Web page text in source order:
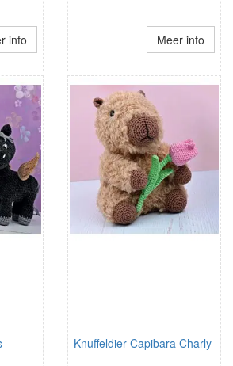
info Meer info
Knuffeldier Capibara Charly